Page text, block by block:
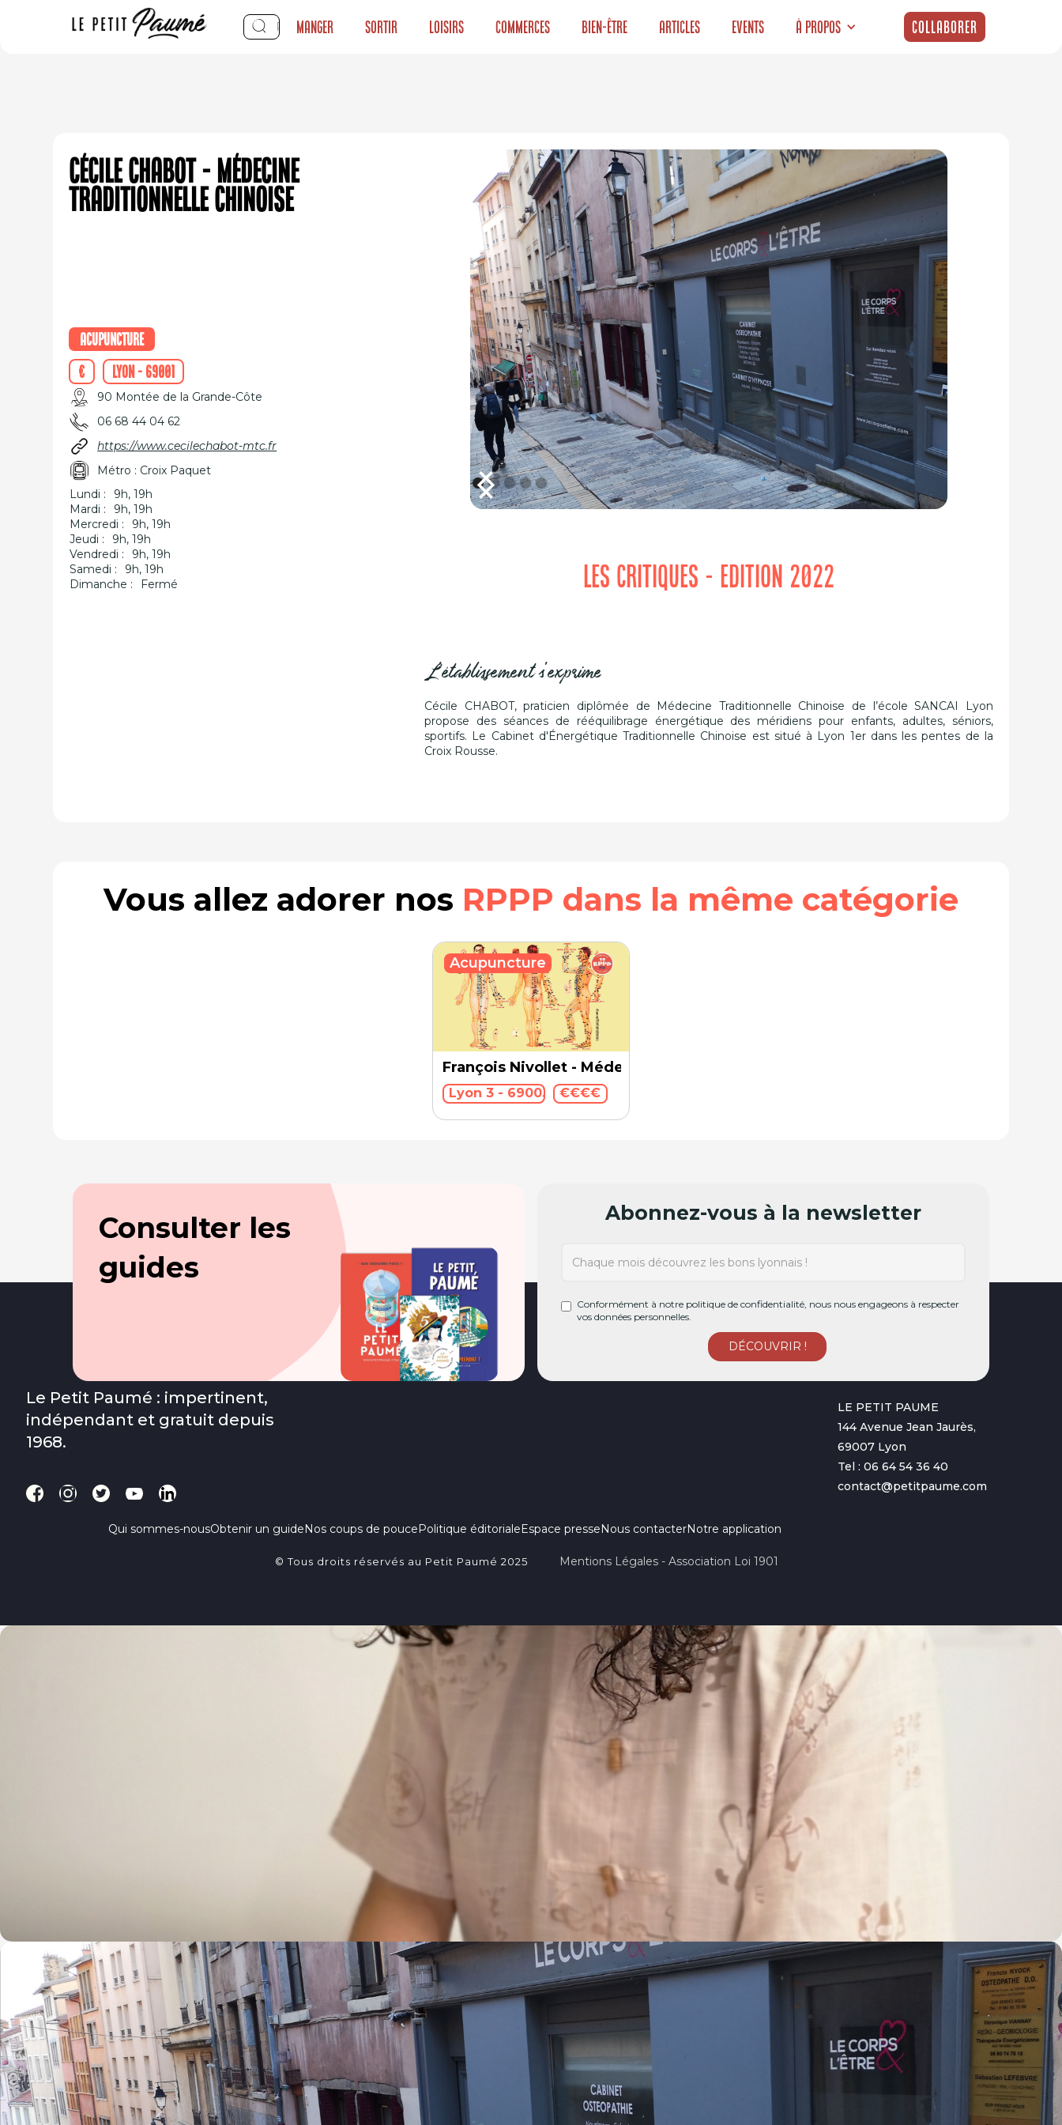
Manger Sortir Loisirs Commerces Bien-être Articles Events À propos Collaborer
Cécile Chabot - Médecine
traditionnelle chinoise
Acupuncture
€
Lyon - 69001
90 Montée de la Grande-Côte
06 68 44 04 62
https://www.cecilechabot-mtc.fr
Métro : Croix Paquet
Lundi :
9h, 19h
Mardi :
9h, 19h
Mercredi :
9h, 19h
Jeudi :
9h, 19h
Vendredi :
9h, 19h
Samedi :
9h, 19h
Dimanche :
Fermé LES CRITIQUES - EDITION 2022
L'établissement s'exprime
Cécile CHABOT, praticien diplômée de Médecine Traditionnelle Chinoise de l’école SANCAI Lyon
propose des séances de rééquilibrage énergétique des méridiens pour enfants, adultes, séniors,
sportifs. Le Cabinet d'Énergétique Traditionnelle Chinoise est situé à Lyon 1er dans les pentes de la
Croix Rousse.
Vous allez adorer nos RPPP dans la même catégorie
François Nivollet - Médecine traditionnelle chinoise
Lyon 3 - 69003 €€€€
Acupuncture
Consulter les
guides
Abonnez-vous à la newsletter
Conformément à notre politique de confidentialité, nous nous engageons à respecter
vos données personnelles.
Le Petit Paumé : impertinent,
indépendant et gratuit depuis
1968.
Qui sommes-nousObtenir un guideNos coups de poucePolitique éditorialeEspace presseNous contacterNotre application
LE PETIT PAUME
144 Avenue Jean Jaurès,
69007 Lyon
Tel : 06 64 54 36 40
contact@petitpaume.com
© Tous droits réservés au Petit Paumé 2025 Mentions Légales - Association Loi 1901